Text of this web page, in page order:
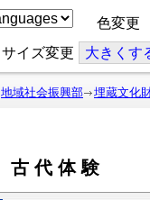
色変更
サイズ変更 大きくす
地域社会振興部 埋蔵文化
古代体験